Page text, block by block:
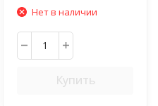
Нет в наличии
Купить